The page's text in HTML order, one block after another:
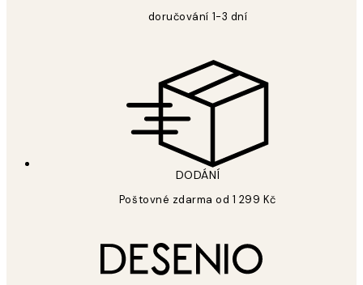
doručování 1-3 dní
DODÁNÍ
Poštovné zdarma od 1 299 Kč